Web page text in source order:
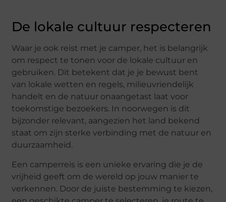
De lokale cultuur respecteren
Waar je ook reist met je camper, het is belangrijk
om respect te tonen voor de lokale cultuur en
gebruiken. Dit betekent dat je je bewust bent
van lokale wetten en regels, milieuvriendelijk
handelt en de natuur onaangetast laat voor
toekomstige bezoekers. In noorwegen is dit
bijzonder relevant, aangezien het land bekend
staat om zijn sterke verbinding met de natuur en
duurzaamheid.
Een camperreis is een unieke ervaring die je de
vrijheid geeft om de wereld op jouw manier te
verkennen. Door de juiste bestemming te kiezen,